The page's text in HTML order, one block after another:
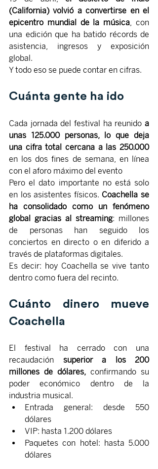
(California) volvió a convertirse en el
epicentro mundial de la música, con
una edición que ha batido récords de
asistencia, ingresos y exposición
global.
Y todo eso se puede contar en cifras.
Cuánta gente ha ido
Cada jornada del festival ha reunido a
unas 125.000 personas, lo que deja
una cifra total cercana a las 250.000
en los dos fines de semana, en línea
con el aforo máximo del evento
Pero el dato importante no está solo
en los asistentes físicos. Coachella se
ha consolidado como un fenómeno
global gracias al streaming: millones
de personas han seguido los
conciertos en directo o en diferido a
través de plataformas digitales.
Es decir: hoy Coachella se vive tanto
dentro como fuera del recinto.
Cuánto dinero mueve
Coachella
El festival ha cerrado con una
recaudación superior a los 200
millones de dólares, confirmando su
poder económico dentro de la
industria musical.
Entrada general: desde 550
dólares
VIP: hasta 1.200 dólares
Paquetes con hotel: hasta 5.000
dólares